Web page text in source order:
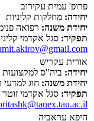
פרופ' עמית עקירוב
יחידה: מחלקות קליניות
יחידת משנה: רפואה
תפקיד: סגל אקדמי קליני
אורית עקריש
יחידה: ביה"ס למקצועות
יחידת משנה: חוג למדעי
תפקיד: סגל אקדמי זוטר
היפא עראביה